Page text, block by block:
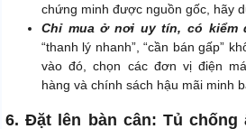
chứng minh được nguồn gốc, hãy
Chỉ mua ở nơi uy tín, có kiểm
“thanh lý nhanh”, “cần bán gấp”
vào đó, chọn các đơn vị điện
hàng và chính sách hậu mãi minh
6. Đặt lên bàn cân: Tủ chống